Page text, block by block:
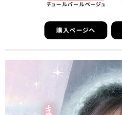
チュールパールベージュ
購入ページへ